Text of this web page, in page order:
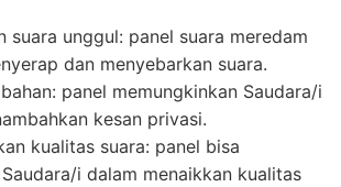
suara unggul: panel suara meredam
dan menyebarkan suara.
panel memungkinkan Saudara/i
kesan privasi.
kualitas suara: panel bisa
i dalam menaikkan kualitas